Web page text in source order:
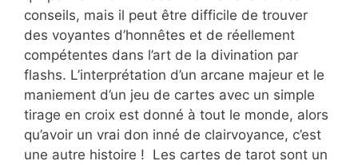
conseils, mais il peut être difficile de trouver
des voyantes d’honnêtes et de réellement
compétentes dans l’art de la divination par
flashs. L’interprétation d’un arcane majeur et le
maniement d’un jeu de cartes avec un simple
tirage en croix est donné à tout le monde, alors
qu’avoir un vrai don inné de clairvoyance, c’est
une autre histoire ! Les cartes de tarot sont un